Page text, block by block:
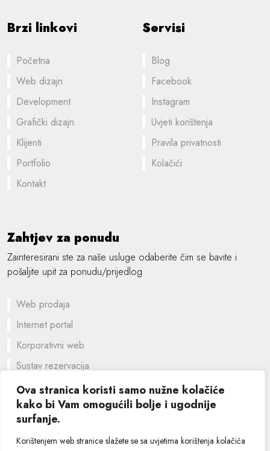
Ova stranica koristi samo nužne kolačiće
kako bi Vam omogućili bolje i ugodnije
surfanje.
Korištenjem web stranice slažete se sa uvjetima korištenja kolačića
Brzi linkovi
Početna
Web dizajn
Development
Grafički dizajn
Klijenti
Portfolio
Kontakt
Servisi
Blog
Facebook
Instagram
Uvjeti korištenja
Pravila privatnosti
Kolačići
Zahtjev za ponudu
Zainteresirani ste za naše usluge odaberite čim se bavite i
pošaljite upit za ponudu/prijedlog
Web prodaja
Internet portal
Korporativni web
Sustav rezervacija
Prilagođeno rješenje
Grafički dizajn